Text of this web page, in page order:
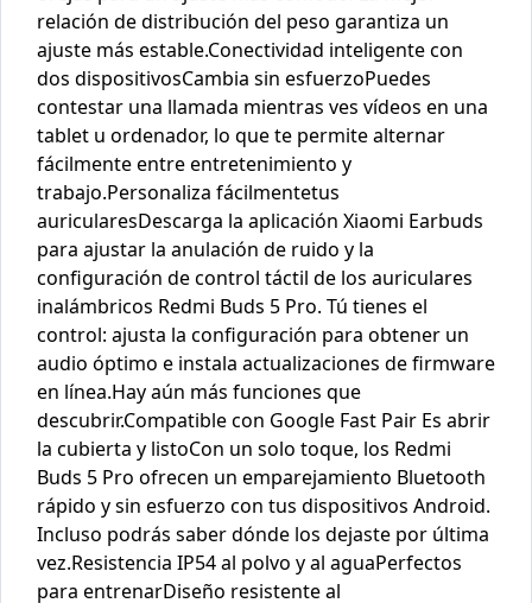
relación de distribución del peso garantiza un
ajuste más estable.Conectividad inteligente con
dos dispositivosCambia sin esfuerzoPuedes
contestar una llamada mientras ves vídeos en una
tablet u ordenador, lo que te permite alternar
fácilmente entre entretenimiento y
trabajo.Personaliza fácilmentetus
auricularesDescarga la aplicación Xiaomi Earbuds
para ajustar la anulación de ruido y la
configuración de control táctil de los auriculares
inalámbricos Redmi Buds 5 Pro. Tú tienes el
control: ajusta la configuración para obtener un
audio óptimo e instala actualizaciones de firmware
en línea.Hay aún más funciones que
descubrir.Compatible con Google Fast Pair Es abrir
la cubierta y listoCon un solo toque, los Redmi
Buds 5 Pro ofrecen un emparejamiento Bluetooth
rápido y sin esfuerzo con tus dispositivos Android.
Incluso podrás saber dónde los dejaste por última
vez.Resistencia IP54 al polvo y al aguaPerfectos
para entrenarDiseño resistente al